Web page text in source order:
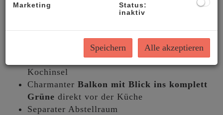
Stauraum
Hochwertige, äußerst sympathische und
hübsche Miele/Siemens Designküchemit
Kochinsel
Charmanter Balkon mit Blick ins komplett
Grüne direkt vor der Küche
Separater Abstellraum
Marketing
Status:
inaktiv
Speichern Alle akzeptieren